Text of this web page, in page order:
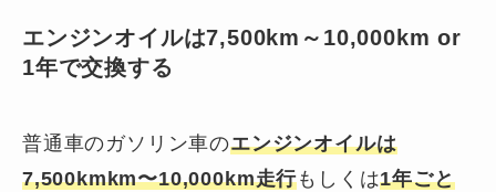
エンジンオイルは7,500km～10,000km or
1年で交換する
普通車のガソリン車のエンジンオイルは
7,500kmkm〜10,000km走行もしくは1年ごと